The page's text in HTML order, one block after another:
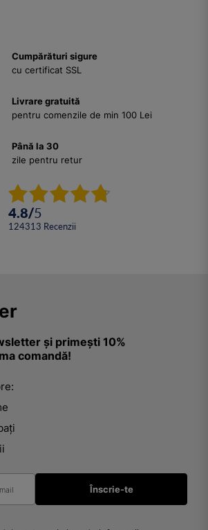
Cumpărături sigure
cu certificat SSL
Livrare gratuită
pentru comenzile de min 100 Lei
Până la 30
zile pentru retur
4.8/5
124313 Recenzii
și primești 10%
comandă!